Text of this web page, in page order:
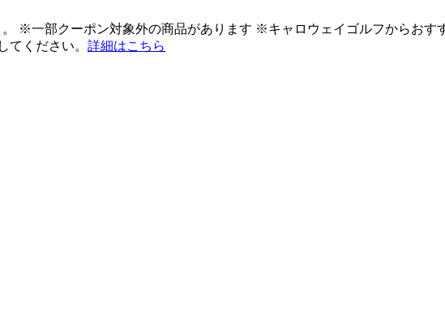
※一部クーポン対象外の商品があります ※キャロウェイゴルフからおす
てください。 詳細はこちら